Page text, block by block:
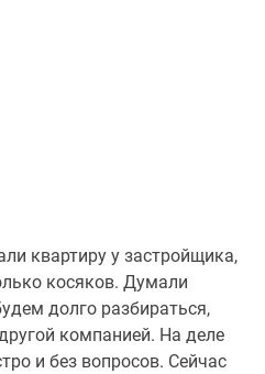
квартиру у застройщика,
косяков. Думали
долго разбираться,
компанией. На деле
и без вопросов. Сейчас